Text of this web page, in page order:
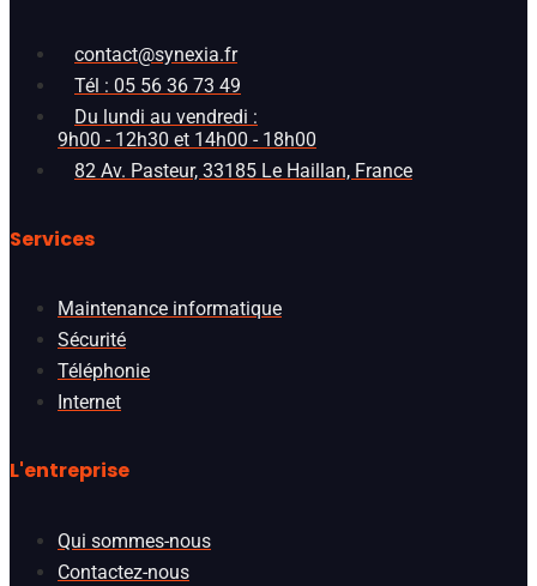
contact@synexia.fr
Tél : 05 56 36 73 49
Du lundi au vendredi :
9h00 - 12h30 et 14h00 - 18h00
82 Av. Pasteur, 33185 Le Haillan, France
Services
Maintenance informatique
Sécurité
Téléphonie
Internet
L'entreprise
Qui sommes-nous
Contactez-nous